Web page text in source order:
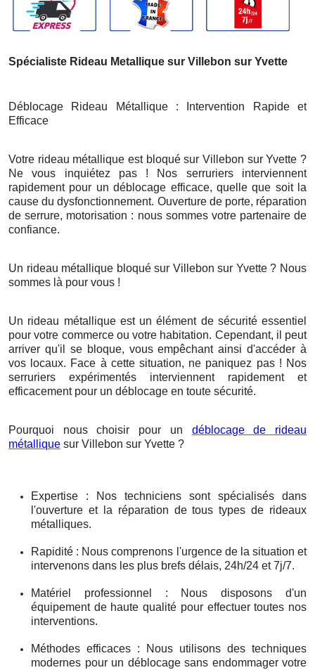
Spécialiste Rideau Metallique sur Villebon sur Yvette
Déblocage Rideau Métallique : Intervention Rapide et
Efficace
Votre rideau métallique est bloqué sur Villebon sur Yvette ?
Ne vous inquiétez pas ! Nos serruriers interviennent
rapidement pour un déblocage efficace, quelle que soit la
cause du dysfonctionnement. Ouverture de porte, réparation
de serrure, motorisation : nous sommes votre partenaire de
confiance.
Un rideau métallique bloqué sur Villebon sur Yvette ? Nous
sommes là pour vous !
Un rideau métallique est un élément de sécurité essentiel
pour votre commerce ou votre habitation. Cependant, il peut
arriver qu'il se bloque, vous empêchant ainsi d'accéder à
vos locaux. Face à cette situation, ne paniquez pas ! Nos
serruriers expérimentés interviennent rapidement et
efficacement pour un déblocage en toute sécurité.
Pourquoi nous choisir pour un déblocage de rideau
métallique sur Villebon sur Yvette ?
Expertise : Nos techniciens sont spécialisés dans
l'ouverture et la réparation de tous types de rideaux
métalliques.
Rapidité : Nous comprenons l'urgence de la situation et
intervenons dans les plus brefs délais, 24h/24 et 7j/7.
Matériel professionnel : Nous disposons d'un
équipement de haute qualité pour effectuer toutes nos
interventions.
Méthodes efficaces : Nous utilisons des techniques
modernes pour un déblocage sans endommager votre